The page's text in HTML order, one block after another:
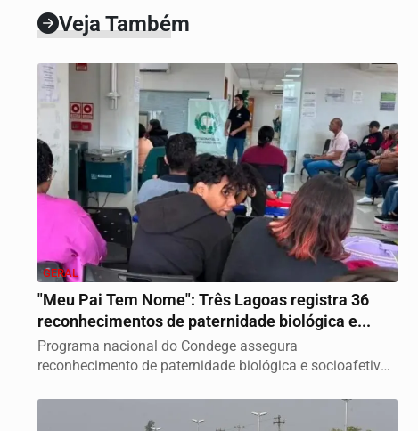
Veja Também
GERAL
"Meu Pai Tem Nome": Três Lagoas registra 36
reconhecimentos de paternidade biológica e...
Programa nacional do Condege assegura
reconhecimento de paternidade biológica e socioafetiva